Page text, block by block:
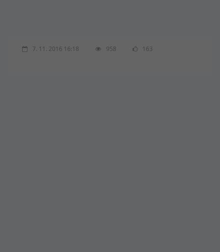
7. 11. 2016 16:18 958 163